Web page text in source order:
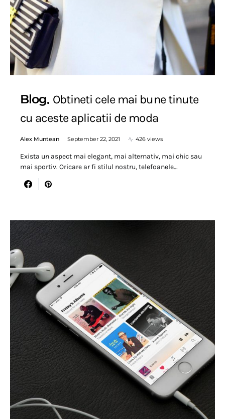
Blog Obtineti cele mai bune tinute
cu aceste aplicatii de moda
Alex Muntean September 22, 2021 426 views
Exista un aspect mai elegant, mai alternativ, mai chic sau
mai sportiv. Oricare ar fi stilul nostru, telefoanele…